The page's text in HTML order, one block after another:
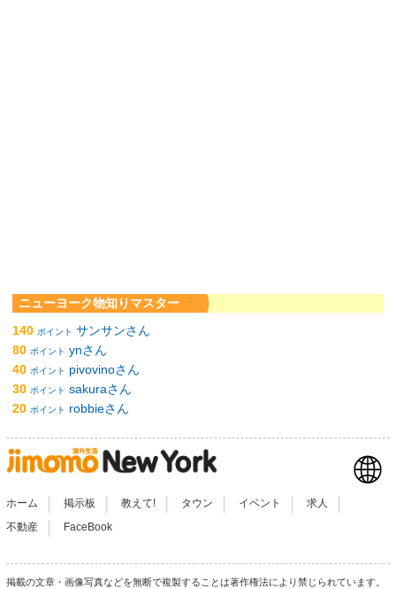
ニューヨーク物知りマスター
140 ポイント サンサンさん
80 ポイント ynさん
40 ポイント
pivovinoさん
30 ポイント sakuraさん
20 ポイント robbieさん
ホーム 掲示板 教えて! タウン イベント 求人
不動産 FaceBook
掲載の文章・画像写真などを無断で複製することは著作権法により禁じられています。